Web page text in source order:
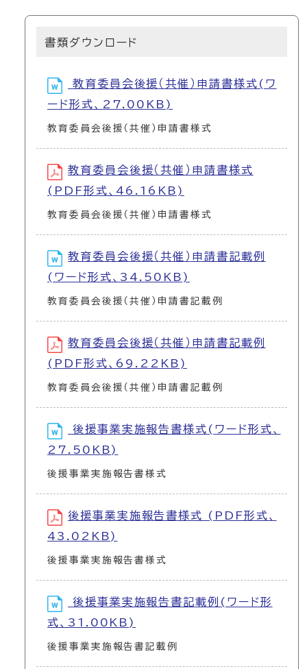
書類ダウンロード
教育委員会後援（共催）申請書様式(ワ
ード形式、27.00KB)
教育委員会後援（共催）申請書様式
教育委員会後援（共催）申請書様式
(PDF形式、46.16KB)
教育委員会後援（共催）申請書様式
教育委員会後援（共催）申請書記載例
(ワード形式、34.50KB)
教育委員会後援（共催）申請書記載例
教育委員会後援（共催）申請書記載例
(PDF形式、69.22KB)
教育委員会後援（共催）申請書記載例
後援事業実施報告書様式(ワード形式、
27.50KB)
後援事業実施報告書様式
後援事業実施報告書様式 (PDF形式、
43.02KB)
後援事業実施報告書様式
後援事業実施報告書記載例(ワード形
式、31.00KB)
後援事業実施報告書記載例